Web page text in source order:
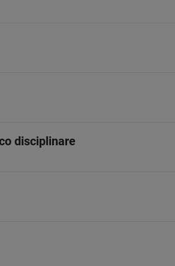
disciplinare